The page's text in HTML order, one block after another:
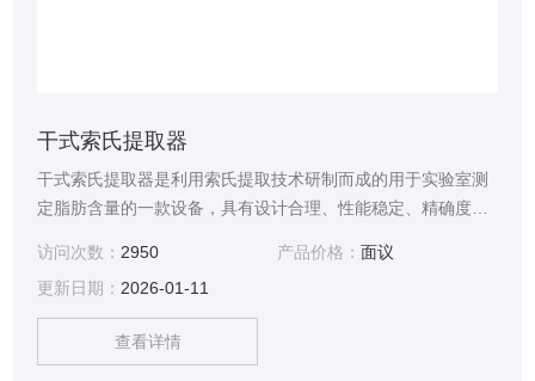
干式索氏提取器
干式索氏提取器是利用索氏提取技术研制而成的用于实验室测
定脂肪含量的一款设备，具有设计合理、性能稳定、精确度
脂、饲料、土壤等行业进行索氏提取的理想设备。
访问次数：2950 产品价格： 面议
更新日期：2026-01-11
查看详情